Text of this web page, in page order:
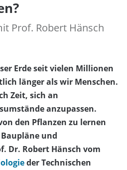
Prof. Robert Hänsch
Erde seit vielen Millionen
länger als wir Menschen.
Zeit, sich an
anzupassen.
den Pflanzen zu lernen
und
Dr. Robert Hänsch vom
der Technischen